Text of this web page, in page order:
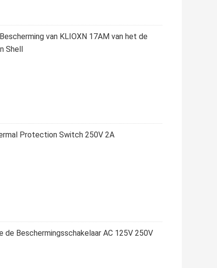
van KLIOXN 17AM van het de
Shell
Protection Switch 250V 2A
Beschermingsschakelaar AC 125V 250V